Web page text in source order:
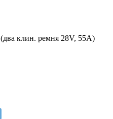
клин. ремня 28V, 55A)